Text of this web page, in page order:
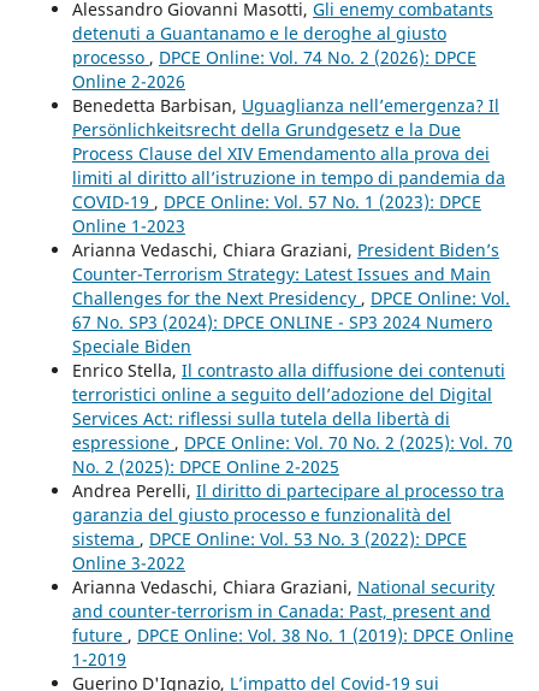
Alessandro Giovanni Masotti, Gli enemy combatants
detenuti a Guantanamo e le deroghe al giusto
processo , DPCE Online: Vol. 74 No. 2 (2026): DPCE
Online 2-2026
Benedetta Barbisan, Uguaglianza nell’emergenza? Il
Persönlichkeitsrecht della Grundgesetz e la Due
Process Clause del XIV Emendamento alla prova dei
limiti al diritto all’istruzione in tempo di pandemia da
COVID-19 , DPCE Online: Vol. 57 No. 1 (2023): DPCE
Online 1-2023
Arianna Vedaschi, Chiara Graziani, President Biden’s
Counter-Terrorism Strategy: Latest Issues and Main
Challenges for the Next Presidency , DPCE Online: Vol.
67 No. SP3 (2024): DPCE ONLINE - SP3 2024 Numero
Speciale Biden
Enrico Stella, Il contrasto alla diffusione dei contenuti
terroristici online a seguito dell’adozione del Digital
Services Act: riflessi sulla tutela della libertà di
espressione , DPCE Online: Vol. 70 No. 2 (2025): Vol. 70
No. 2 (2025): DPCE Online 2-2025
Andrea Perelli, Il diritto di partecipare al processo tra
garanzia del giusto processo e funzionalità del
sistema , DPCE Online: Vol. 53 No. 3 (2022): DPCE
Online 3-2022
Arianna Vedaschi, Chiara Graziani, National security
and counter-terrorism in Canada: Past, present and
future , DPCE Online: Vol. 38 No. 1 (2019): DPCE Online
1-2019
Guerino D'Ignazio, L’impatto del Covid-19 sui